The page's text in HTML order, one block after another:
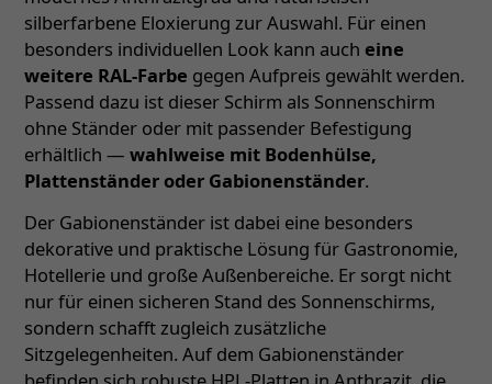
silberfarbene Eloxierung zur Auswahl. Für einen
besonders individuellen Look kann auch eine
weitere RAL-Farbe gegen Aufpreis gewählt werden.
Passend dazu ist dieser Schirm als Sonnenschirm
ohne Ständer oder mit passender Befestigung
erhältlich — wahlweise mit Bodenhülse,
Plattenständer oder Gabionenständer.
Der Gabionenständer ist dabei eine besonders
dekorative und praktische Lösung für Gastronomie,
Hotellerie und große Außenbereiche. Er sorgt nicht
nur für einen sicheren Stand des Sonnenschirms,
sondern schafft zugleich zusätzliche
Sitzgelegenheiten. Auf dem Gabionenständer